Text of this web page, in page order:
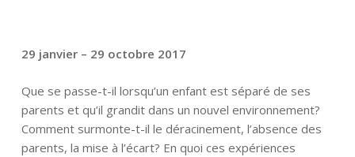
29 janvier – 29 octobre 2017
Que se passe-t-il lorsqu’un enfant est séparé de ses
parents et qu’il grandit dans un nouvel environnement?
Comment surmonte-t-il le déracinement, l’absence des
parents, la mise à l’écart? En quoi ces expériences